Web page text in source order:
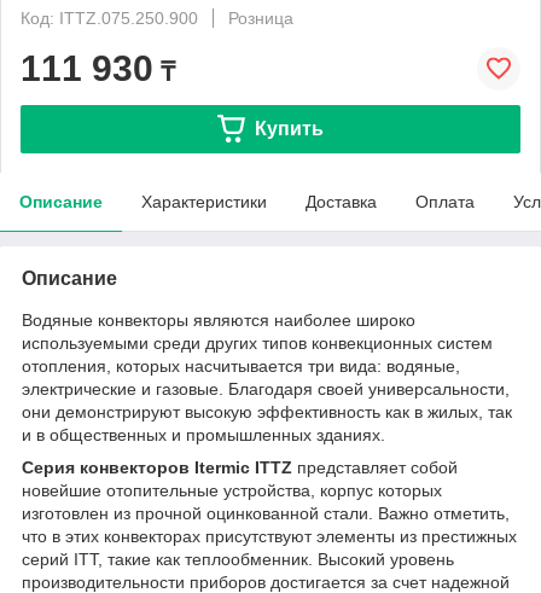
Код: ITTZ.075.250.900
Розница
111 930 ₸
Купить
Описание Характеристики Доставка Оплата
Описание
Водяные конвекторы являются наиболее широко
используемыми среди других типов конвекционных систем
отопления, которых насчитывается три вида: водяные,
электрические и газовые. Благодаря своей универсальности,
они демонстрируют высокую эффективность как в жилых, так
и в общественных и промышленных зданиях.
Серия конвекторов Itermic ITTZ представляет собой
новейшие отопительные устройства, корпус которых
изготовлен из прочной оцинкованной стали. Важно отметить,
что в этих конвекторах присутствуют элементы из престижных
серий ITT, такие как теплообменник. Высокий уровень
производительности приборов достигается за счет надежной